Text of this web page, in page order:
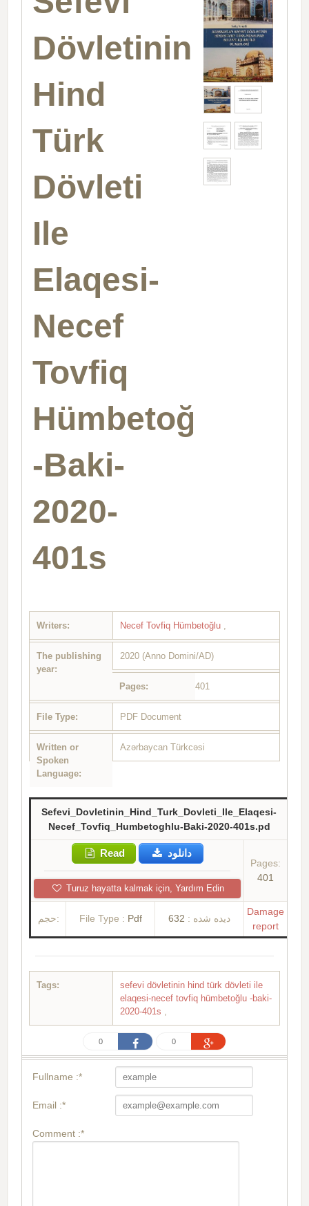
Dövletinin
Hind
Türk
Dövleti
Ile
Elaqesi-
Necef
Tovfiq
Hümbetoğlu
-Baki-
2020-
401s
Writers: Necef Tovfiq Hümbetoğlu
The publishing
year:
2020 (Anno Domini/AD)
Pages: 401
File Type: PDF Document
Written or
Spoken
Language:
Azərbaycan Türkcəsi
Sefevi_Dovletinin_Hind_Turk_Dovleti_Ile_Elaqesi-
Necef_Tovfiq_Humbetoghlu-Baki-2020-401s.pd
Read دانلود
Turuz hayatta kalmak için, Yardım Edin
Pages:
401
حجم: File Type : Pdf دیده شده : 632
Damage
report
Tags:
sefevi dövletinin hind türk dövleti ile
elaqesi-necef tovfiq hümbetoğlu -baki-
2020-401s
0 0
Fullname :*
Email :*
Comment :*